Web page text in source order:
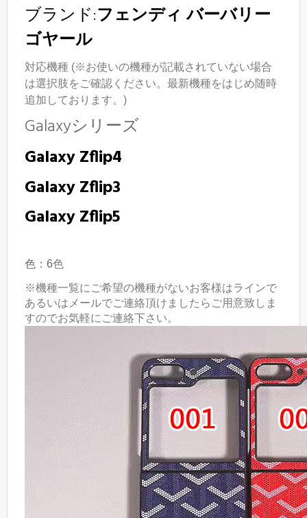
ブランド:フェンディ バーバリー
ゴヤール
対応機種 (※お使いの機種が記載されていない場合
は選択肢をご確認ください。最新機種をはじめ随時
追加しております。)
Galaxyシリーズ
Galaxy Zflip4
Galaxy Zflip3
Galaxy Zflip5
色：6色
※機種一覧にご希望の機種がないお客様はラインで
あるいはメールでご連絡頂けましたらご用意致しま
すのでお気軽にご連絡下さい。